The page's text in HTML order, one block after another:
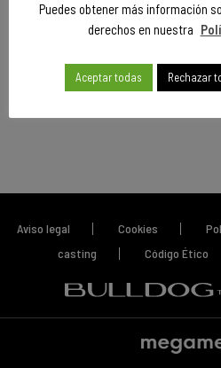
Aviso legal Cookies
casting
Código Ético
Puedes obtener más información
derechos en nuestra
Aceptar todas Rechazar